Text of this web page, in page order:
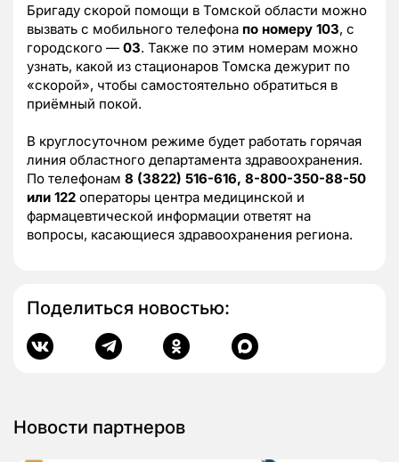
Бригаду скорой помощи в Томской области можно
вызвать с мобильного телефона по номеру 103, с
городского — 03. Также по этим номерам можно
узнать, какой из стационаров Томска дежурит по
«скорой», чтобы самостоятельно обратиться в
приёмный покой.
В круглосуточном режиме будет работать горячая
линия областного департамента здравоохранения.
По телефонам 8 (3822) 516-616, 8-800-350-88-50
или 122 операторы центра медицинской и
фармацевтической информации ответят на
вопросы, касающиеся здравоохранения региона.
Поделиться новостью:
Новости партнеров